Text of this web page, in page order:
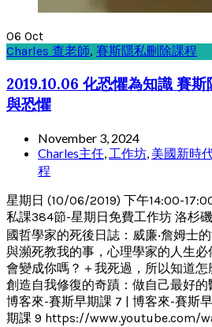
06 Oct
Charles 查老師, 賽斯隱私刪除課程
2019.10.06 化恐懼為知識 賽
與恐懼
November 3, 2024
Charles主任, 工作坊, 美國新時
程
星期日 (10/06/2019) 下午14:00-
私課384節-星期日免費工作坊 洛杉
國哲學家的死後日誌：威廉‧詹姆士
與瀕死教我的事，心理學家的人生
會變成你嗎？＋我死過，所以知道怎
創造自我修復的奇蹟：做自己最好的
博客來-賽斯早期課 7 | 博客來-賽斯
期課 9 https://www.youtube.com/